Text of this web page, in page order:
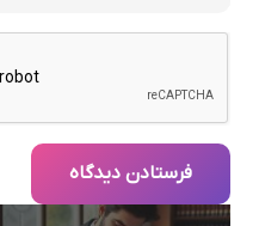
فرستادن دیدگاه